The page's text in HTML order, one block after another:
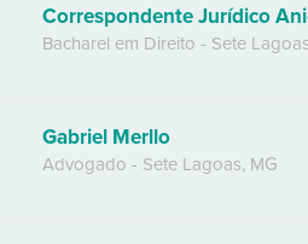
Correspondente Jurídico
Bacharel em Direito - Sete Lagoas
Gabriel Merllo
Advogado - Sete Lagoas, MG